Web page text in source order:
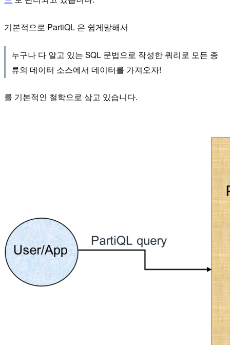
기본적으로 PartiQL 은 쉽게말해서
누구나 다 알고 있는 SQL 문법으로 작성한 쿼리로 모든 종
류의 데이터 소스에서 데이터를 가져오자!
를 기본적인 철학으로 삼고 있습니다.